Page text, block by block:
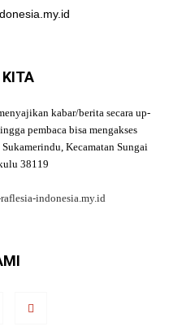
kabar/berita secara up-
pembaca bisa mengakses
Kecamatan Sungai
38119
indonesia.my.id